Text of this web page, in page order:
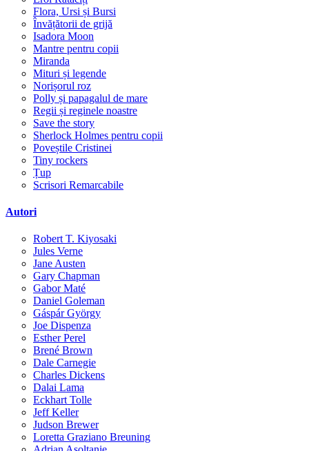
Flora, Ursi și Bursi
Învățătorii de grijă
Isadora Moon
Mantre pentru copii
Miranda
Mituri și legende
Norișorul roz
Polly și papagalul de mare
Regii și reginele noastre
Save the story
Sherlock Holmes pentru copii
Poveștile Cristinei
Tiny rockers
Țup
Scrisori Remarcabile
Autori
Robert T. Kiyosaki
Jules Verne
Jane Austen
Gary Chapman
Gabor Maté
Daniel Goleman
Gáspár György
Joe Dispenza
Esther Perel
Brené Brown
Dale Carnegie
Charles Dickens
Dalai Lama
Eckhart Tolle
Jeff Keller
Judson Brewer
Loretta Graziano Breuning